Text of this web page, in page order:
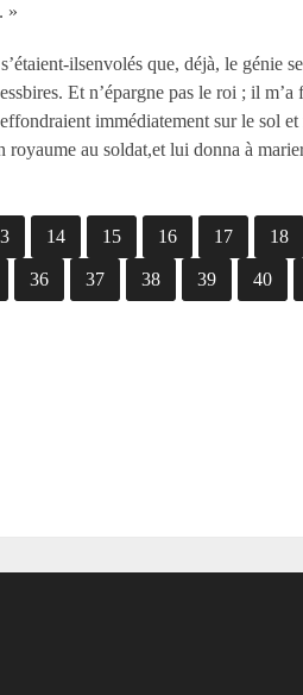
»
ilsenvolés que, déjà, le génie
Et n’épargne pas le roi ; il
immédiatement sur le sol
au soldat,et lui donna à
14 15 16 17 18
36 37 38 39 40